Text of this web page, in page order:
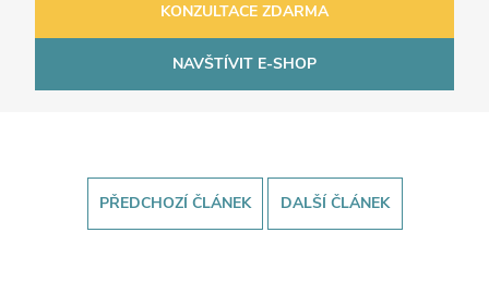
KONZULTACE ZDARMA
NAVŠTÍVIT E-SHOP
PŘEDCHOZÍ ČLÁNEK DALŠÍ ČLÁNEK